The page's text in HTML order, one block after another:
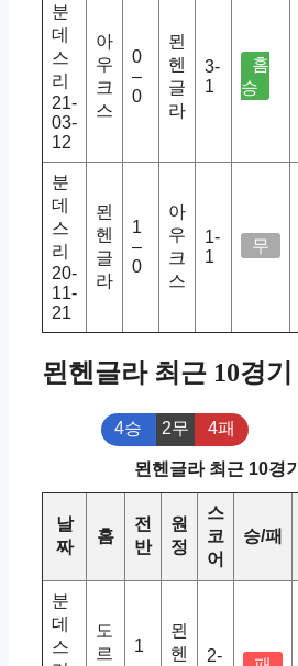
분
데
스
리
21-
03-
12
아
우
크
스
0
–
0
묀
헨
글
라
3-
1
홈
승
분
데
스
리
20-
11-
21
묀
헨
글
라
1
–
0
아
우
크
스
1-
1
무
묀헨글라 최근 10경기
4승 2무 4패
묀헨글라 최근 10경기
날
짜
홈
전
반
원
정
스
코
어
승/패
분
데
스
도
르
1
묀
헨
2-